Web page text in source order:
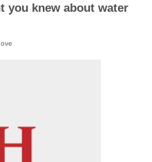
you knew about water